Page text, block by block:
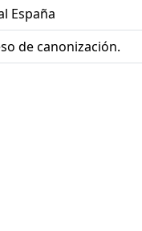
España
de canonización.